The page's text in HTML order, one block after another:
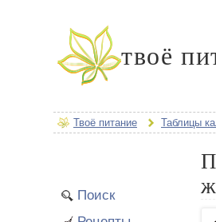
твоё
Твоё питание Таблицы
Поиск